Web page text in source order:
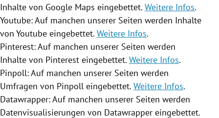
Inhalte von Google Maps eingebettet. Weitere Infos.
Youtube: Auf manchen unserer Seiten werden Inhalte
von Youtube eingebettet. Weitere Infos.
Pinterest: Auf manchen unserer Seiten werden
Inhalte von Pinterest eingebettet. Weitere Infos.
Pinpoll: Auf manchen unserer Seiten werden
Umfragen von Pinpoll eingebettet. Weitere Infos.
Datawrapper: Auf manchen unserer Seiten werden
Datenvisualisierungen von Datawrapper eingebettet.